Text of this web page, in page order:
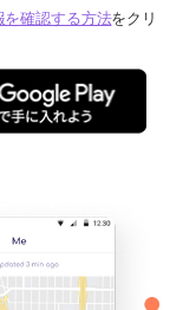
を確認する方法をクリ